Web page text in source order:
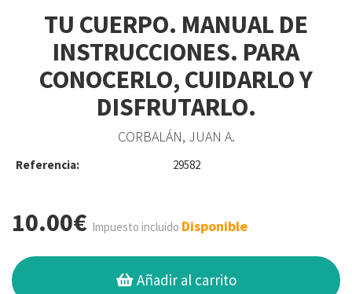
TU CUERPO. MANUAL DE
INSTRUCCIONES. PARA
CONOCERLO, CUIDARLO Y
DISFRUTARLO.
CORBALÁN, JUAN A.
Referencia: 29582
10.00€ Impuesto incluido Disponible
Añadir al carrito